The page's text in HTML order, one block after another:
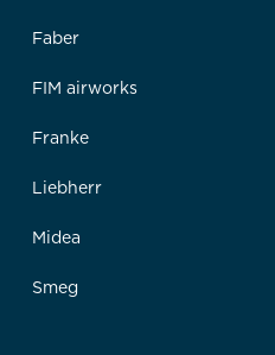
Faber
FIM airworks
Franke
Liebherr
Midea
Smeg